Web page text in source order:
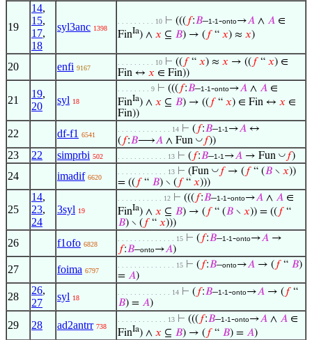
19
14,
15,
17,
18
syl3anc 1398
. . . . . . . . . 10 ⊢ ((( 𝑓:𝐵–1-1-onto→𝐴 ∧ 𝐴 ∈
FinIa) ∧ 𝑥 ⊆ 𝐵) → ( 𝑓“ 𝑥) ≈ 𝑥)
20 enfi 9167
. . . . . . . . . 10 ⊢ (( 𝑓“ 𝑥) ≈ 𝑥 → (( 𝑓“ 𝑥) ∈
Fin ↔ 𝑥 ∈ Fin))
21
19,
20
syl 18
. . . . . . . . 9 ⊢ ((( 𝑓:𝐵–1-1-onto→𝐴 ∧ 𝐴 ∈
FinIa) ∧ 𝑥 ⊆ 𝐵) → (( 𝑓“ 𝑥) ∈ Fin ↔ 𝑥 ∈
Fin))
22 df-f1 6541
. . . . . . . . . . . . . 14 ⊢ ( 𝑓:𝐵–1-1 →𝐴 ↔
( 𝑓:𝐵⟶𝐴 ∧ Fun ◡ 𝑓))
23 22 simprbi 502 . . . . . . . . . . . . 13 ⊢ ( 𝑓:𝐵–1-1 →𝐴 → Fun ◡ 𝑓)
24 imadif 6620
. . . . . . . . . . . . 13 ⊢ (Fun ◡ 𝑓→ ( 𝑓“ (𝐵 ∖ 𝑥))
= (( 𝑓“ 𝐵) ∖ ( 𝑓“ 𝑥)))
25
14,
23,
24
3syl 19
. . . . . . . . . . . 12 ⊢ ((( 𝑓:𝐵–1-1-onto→𝐴 ∧ 𝐴 ∈
FinIa) ∧ 𝑥 ⊆ 𝐵) → ( 𝑓“ (𝐵 ∖ 𝑥)) = (( 𝑓“
𝐵) ∖ ( 𝑓“ 𝑥)))
26 f1ofo 6828
. . . . . . . . . . . . . . 15 ⊢ ( 𝑓:𝐵–1-1-onto→𝐴 →
𝑓:𝐵–onto→𝐴)
27 foima 6797
. . . . . . . . . . . . . . 15 ⊢ ( 𝑓:𝐵–onto→𝐴 → ( 𝑓“ 𝐵)
= 𝐴)
28
26,
27
syl 18
. . . . . . . . . . . . . 14 ⊢ ( 𝑓:𝐵–1-1-onto→𝐴 → ( 𝑓“
𝐵) = 𝐴)
29 28 ad2antrr 738
. . . . . . . . . . . . 13 ⊢ ((( 𝑓:𝐵–1-1-onto→𝐴 ∧ 𝐴 ∈
FinIa) ∧ 𝑥 ⊆ 𝐵) → ( 𝑓“ 𝐵) = 𝐴)